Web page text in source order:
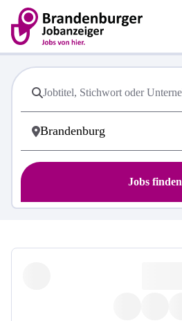
Jobs finden